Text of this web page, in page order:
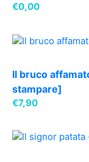
€0,00
Il bruco
stampare]
€7,90